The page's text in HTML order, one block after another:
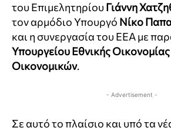
του ΕπιμελητηρίουΓιάννη
τον αρμόδιο Υπουργό Νίκο
και η συνεργασία του ΕΕΑ με
Υπουργείου Εθνικής Οικονομίας
Οικονομικών.
- Advertisement -
Σε αυτό το πλαίσιο και υπό τα